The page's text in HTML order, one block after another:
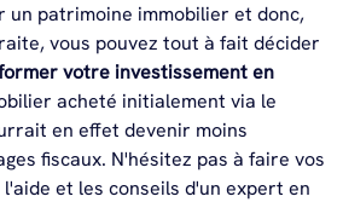
un patrimoine immobilier et donc,
vous pouvez tout à fait décider
votre investissement en
acheté initialement via le
en effet devenir moins
fiscaux. N'hésitez pas à faire vos
et les conseils d'un expert en